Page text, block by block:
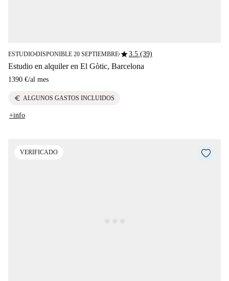
ESTUDIO■DISPONIBLE 20 SEPTIEMBRE■star3.5 (39)
Estudio en alquiler en El Gòtic, Barcelona
1390 €/al mes
euro ALGUNOS GASTOS INCLUIDOS
+info
VERIFICADO